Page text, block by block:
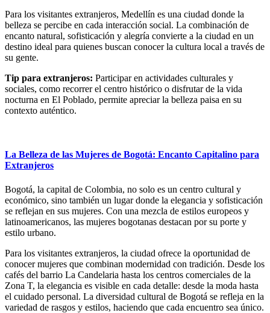
Para los visitantes extranjeros, Medellín es una ciudad donde la
belleza se percibe en cada interacción social. La combinación de
encanto natural, sofisticación y alegría convierte a la ciudad en un
destino ideal para quienes buscan conocer la cultura local a través de
su gente.
Tip para extranjeros: Participar en actividades culturales y
sociales, como recorrer el centro histórico o disfrutar de la vida
nocturna en El Poblado, permite apreciar la belleza paisa en su
contexto auténtico.
La Belleza de las Mujeres de Bogotá: Encanto Capitalino para
Extranjeros
Bogotá, la capital de Colombia, no solo es un centro cultural y
económico, sino también un lugar donde la elegancia y sofisticación
se reflejan en sus mujeres. Con una mezcla de estilos europeos y
latinoamericanos, las mujeres bogotanas destacan por su porte y
estilo urbano.
Para los visitantes extranjeros, la ciudad ofrece la oportunidad de
conocer mujeres que combinan modernidad con tradición. Desde los
cafés del barrio La Candelaria hasta los centros comerciales de la
Zona T, la elegancia es visible en cada detalle: desde la moda hasta
el cuidado personal. La diversidad cultural de Bogotá se refleja en la
variedad de rasgos y estilos, haciendo que cada encuentro sea único.